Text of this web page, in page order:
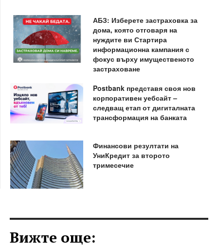
АБЗ: Изберете застраховка за
дома, която отговаря на
нуждите ви Стартира
информационна кампания с
фокус върху имущественото
застраховане
Postbank представя своя нов
корпоративен уебсайт –
следващ етап от дигиталната
трансформация на банката
Финансови резултати на
УниКредит за второто
тримесечие
Вижте още: